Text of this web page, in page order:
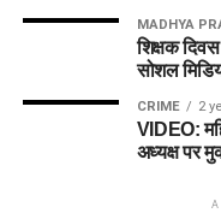
MADHYA
शिक्षक
सोशल
CRIME 2
VIDEO:
अध्यक्ष पर